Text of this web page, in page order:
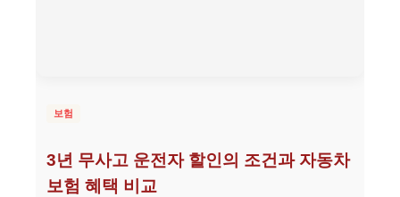
보험
3년 무사고 운전자 할인의 조건과 자동차
보험 혜택 비교